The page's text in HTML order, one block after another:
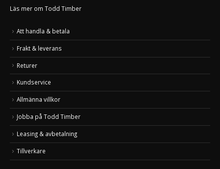
Läs mer om Todd Timber
Att handla & betala
Frakt & leverans
Returer
Kundservice
Allmänna villkor
Jobba på Todd Timber
Leasing & avbetalning
Tillverkare